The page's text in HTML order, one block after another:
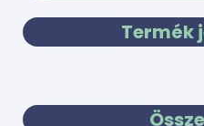
Termék